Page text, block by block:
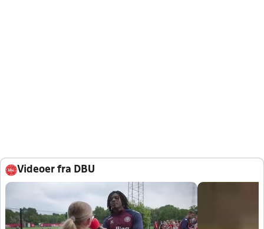
Videoer fra DBU